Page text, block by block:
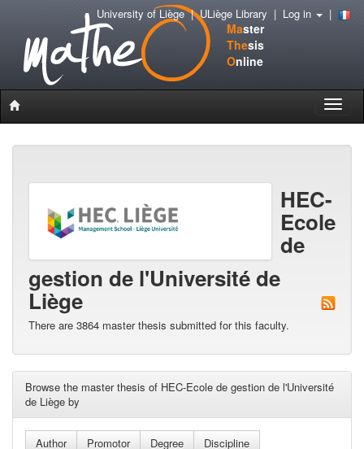
Master
Thesis
Online
Toggle
University of Liège|ULiège Library | Log in |
HEC-
Ecole
de
gestion de l'Université de
Liège
There are 3864 master thesis submitted for this faculty.
Browse the master thesis of HEC-Ecole de gestion de l'Université
de Liège by